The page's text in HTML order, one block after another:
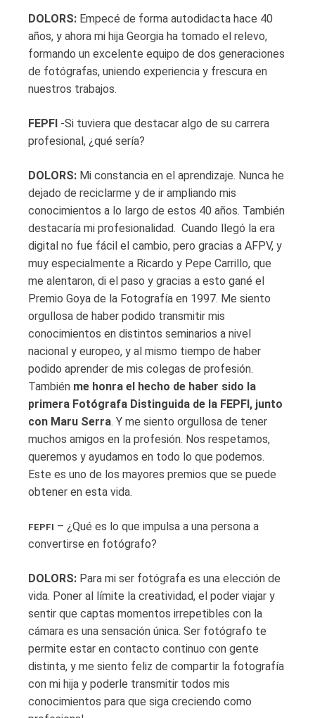
DOLORS: Empecé de forma autodidacta hace 40
años, y ahora mi hija Georgia ha tomado el relevo,
formando un excelente equipo de dos generaciones
de fotógrafas, uniendo experiencia y frescura en
nuestros trabajos.
FEPFI -Si tuviera que destacar algo de su carrera
profesional, ¿qué sería?
DOLORS: Mi constancia en el aprendizaje. Nunca he
dejado de reciclarme y de ir ampliando mis
conocimientos a lo largo de estos 40 años. También
destacaría mi profesionalidad. Cuando llegó la era
digital no fue fácil el cambio, pero gracias a AFPV, y
muy especialmente a Ricardo y Pepe Carrillo, que
me alentaron, di el paso y gracias a esto gané el
Premio Goya de la Fotografía en 1997. Me siento
orgullosa de haber podido transmitir mis
conocimientos en distintos seminarios a nivel
nacional y europeo, y al mismo tiempo de haber
podido aprender de mis colegas de profesión.
También me honra el hecho de haber sido la
primera Fotógrafa Distinguida de la FEPFI, junto
con Maru Serra. Y me siento orgullosa de tener
muchos amigos en la profesión. Nos respetamos,
queremos y ayudamos en todo lo que podemos.
Este es uno de los mayores premios que se puede
obtener en esta vida.
FEPFI – ¿Qué es lo que impulsa a una persona a
convertirse en fotógrafo?
DOLORS: Para mi ser fotógrafa es una elección de
vida. Poner al límite la creatividad, el poder viajar y
sentir que captas momentos irrepetibles con la
cámara es una sensación única. Ser fotógrafo te
permite estar en contacto continuo con gente
distinta, y me siento feliz de compartir la fotografía
con mi hija y poderle transmitir todos mis
conocimientos para que siga creciendo como